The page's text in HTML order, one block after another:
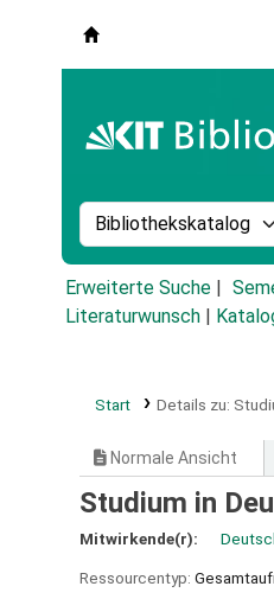
Suche im Katalog
Erweiterte Suche
Literaturwunsch
Start Details zu:
Normale Ansicht
Studium in
Mitwirkende(r):
Ressourcentyp: